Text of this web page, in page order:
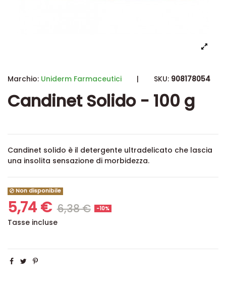
Marchio: Uniderm Farmaceutici | SKU: 908178054
Candinet Solido - 100 g
Candinet solido è il detergente ultradelicato che lascia
una insolita sensazione di morbidezza.
Non disponibile
5,74 € 6,38 € -10%
Tasse incluse